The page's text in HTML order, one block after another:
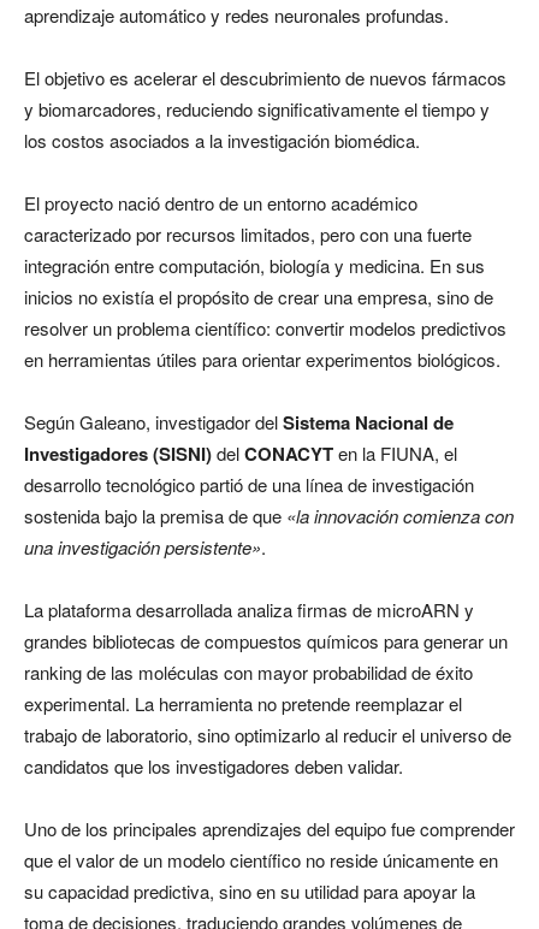
aprendizaje automático y redes neuronales profundas.
El objetivo es acelerar el descubrimiento de nuevos fármacos
y biomarcadores, reduciendo significativamente el tiempo y
los costos asociados a la investigación biomédica.
El proyecto nació dentro de un entorno académico
caracterizado por recursos limitados, pero con una fuerte
integración entre computación, biología y medicina. En sus
inicios no existía el propósito de crear una empresa, sino de
resolver un problema científico: convertir modelos predictivos
en herramientas útiles para orientar experimentos biológicos.
Según Galeano, investigador delSistema Nacional de
Investigadores (SISNI)delCONACYTen la FIUNA, el
desarrollo tecnológico partió de una línea de investigación
sostenida bajo la premisa de que «la innovación comienza con
una investigación persistente».
La plataforma desarrollada analiza firmas de microARN y
grandes bibliotecas de compuestos químicos para generar un
ranking de las moléculas con mayor probabilidad de éxito
experimental. La herramienta no pretende reemplazar el
trabajo de laboratorio, sino optimizarlo al reducir el universo de
candidatos que los investigadores deben validar.
Uno de los principales aprendizajes del equipo fue comprender
que el valor de un modelo científico no reside únicamente en
su capacidad predictiva, sino en su utilidad para apoyar la
toma de decisiones, traduciendo grandes volúmenes de